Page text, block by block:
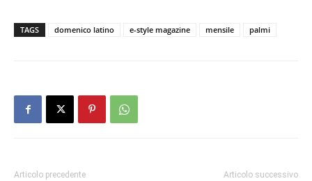
TAGS domenico latino e-style magazine mensile palmi
Articolo precedente Articolo successivo